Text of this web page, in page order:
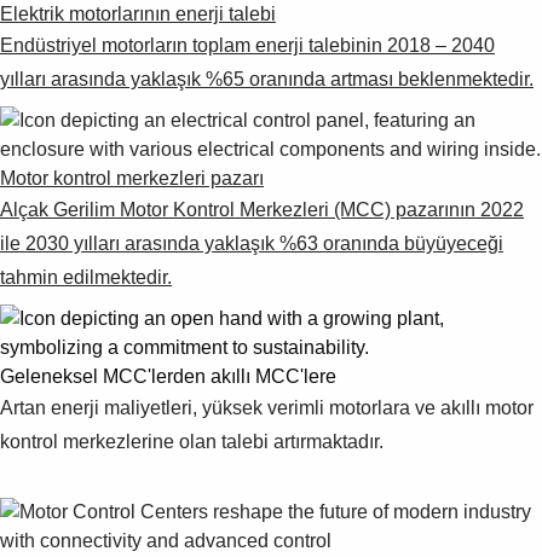
Products
See more products
Shopping list preview
Elektrik motorlarının enerji talebi
Endüstriyel motorların toplam enerji talebinin 2018 – 2040
yılları arasında yaklaşık %65 oranında artması beklenmektedir.
Motor kontrol merkezleri pazarı
Alçak Gerilim Motor Kontrol Merkezleri (MCC) pazarının 2022
ile 2030 yılları arasında yaklaşık %63 oranında büyüyeceği
tahmin edilmektedir.
Geleneksel MCC'lerden akıllı MCC'lere
Artan enerji maliyetleri, yüksek verimli motorlara ve akıllı motor
kontrol merkezlerine olan talebi artırmaktadır.